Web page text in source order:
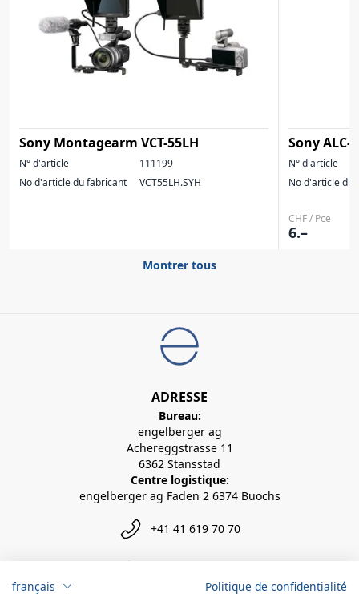
Sony Montagearm VCT-55LH
N° d'article
111199
No d'article du fabricant
VCT55LH.SYH
Sony
N° d'article
No d'article du
CHF / Pce
6.–
Montrer tous
ADRESSE
Bureau:
engelberger ag
Achereggstrasse 11
6362 Stansstad
Centre logistique:
engelberger ag Faden 2 6374 Buochs
+41 41 619 70 70
français
Politique de confidentialité